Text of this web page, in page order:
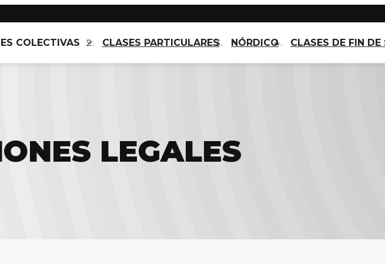
COLECTIVAS CLASES PARTICULARES NÓRDICO CLASES DE FIN DE
LEGALES